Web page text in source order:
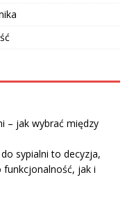
– jak wybrać między
sypialni to decyzja,
jak i